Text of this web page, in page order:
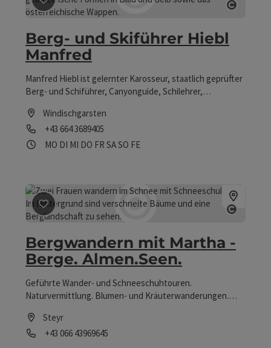
Beitrag merken: Berg- und Skiführer Hiebl Manfred
Berg- und Skiführer Hiebl
Manfred
Manfred Hiebl ist gelernter Karosseur, staatlich geprüfter
Berg- und Schiführer, Canyonguide, Schilehrer,
Hochseiltrainer aus Windischgarsten!
Windischgarsten
Telefon
+43 664 3689405
Öffnungszeiten
MO Montag geöffnet
DI Dienstag geöffnet
MI Mittwoch geöffnet
DO Donnerstag geöffnet
FR Freitag geöffnet
SASamstag geöffnet
SO Sonntag geöffnet
FEFeiertag geöffnet
Beitrag merken: Bergwandern mit Martha - Berge.
Bergwandern mit Martha -
Berge. Almen.Seen.
Geführte Wander- und Schneeschuhtouren.
Naturvermittlung. Blumen- und Kräuterwanderungen.
Freundetage. Geburtstagsfeiern.
Steyr
Telefon
+43 066 43969645